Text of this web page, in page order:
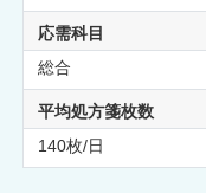
応需科目
総合
平均処方箋枚数
140枚/日